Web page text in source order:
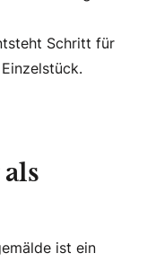
Schritt für
ist ein